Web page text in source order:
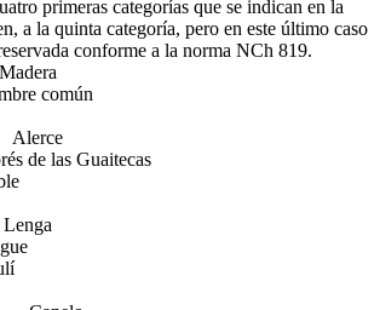
primeras categorías que se indican en la
a la quinta categoría, pero en este último caso
conforme a la norma NCh 819.
Guaitecas